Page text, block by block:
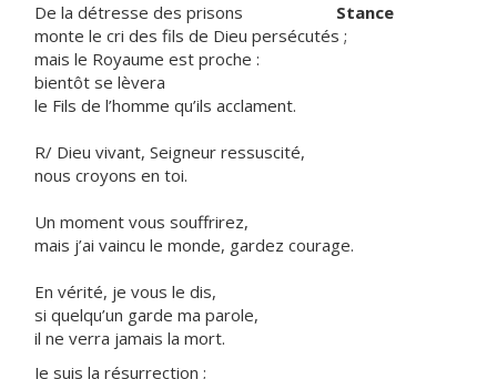
De la détresse des prisons Stance
monte le cri des fils de Dieu persécutés ;
mais le Royaume est proche :
bientôt se lèvera
le Fils de l’homme qu’ils acclament.
R/ Dieu vivant, Seigneur ressuscité,
nous croyons en toi.
Un moment vous souffrirez,
mais j’ai vaincu le monde, gardez courage.
En vérité, je vous le dis,
si quelqu’un garde ma parole,
il ne verra jamais la mort.
Je suis la résurrection ;